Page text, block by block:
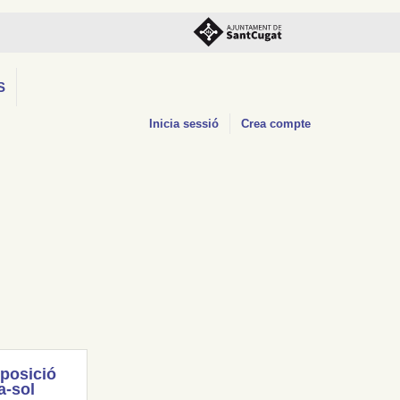
Inicia sessió Crea compte
sol